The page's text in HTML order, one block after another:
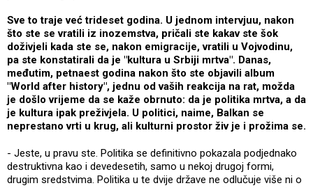
Sve to traje već trideset godina. U jednom intervjuu, nakon
što ste se vratili iz inozemstva, pričali ste kakav ste šok
doživjeli kada ste se, nakon emigracije, vratili u Vojvodinu,
pa ste konstatirali da je "kultura u Srbiji mrtva". Danas,
međutim, petnaest godina nakon što ste objavili album
"World after history", jednu od vaših reakcija na rat, možda
je došlo vrijeme da se kaže obrnuto: da je politika mrtva, a da
je kultura ipak preživjela. U politici, naime, Balkan se
neprestano vrti u krug, ali kulturni prostor živ je i prožima se.
- Jeste, u pravu ste. Politika se definitivno pokazala podjednako
destruktivna kao i devedesetih, samo u nekoj drugoj formi,
drugim sredstvima. Politika u te dvije države ne odlučuje više ni o